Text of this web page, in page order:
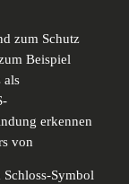
zum Schutz
Beispiel
als
erkennen
von
Schloss-Symbol